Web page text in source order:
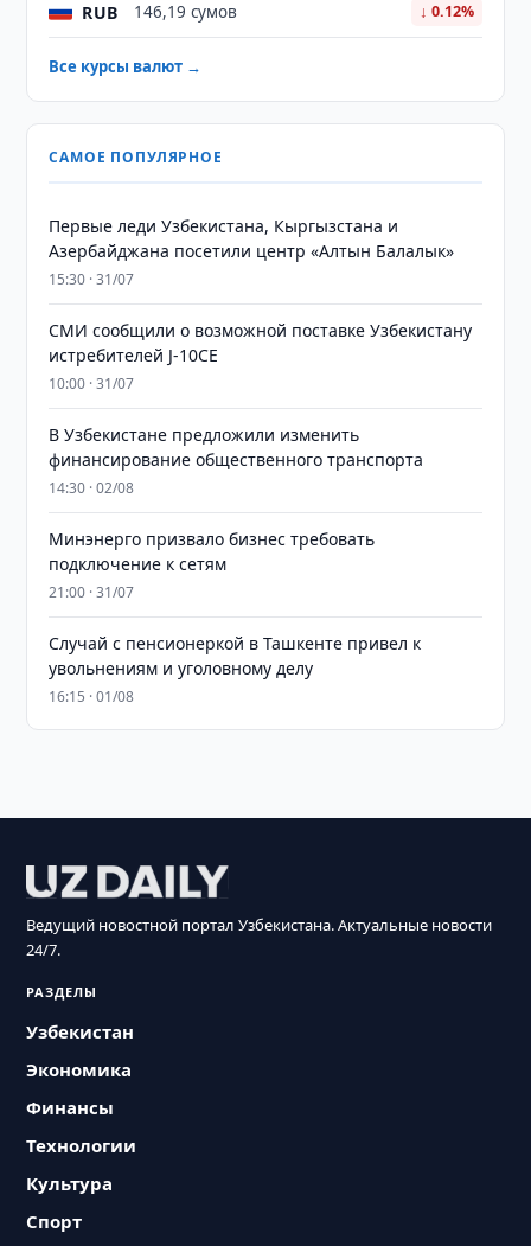
RUB 146,19 сумов ↓ 0.12%
Все курсы валют →
САМОЕ ПОПУЛЯРНОЕ
Первые леди Узбекистана, Кыргызстана и
Азербайджана посетили центр «Алтын Балалык»
15:30 · 31/07
СМИ сообщили о возможной поставке Узбекистану
истребителей J-10CE
10:00 · 31/07
В Узбекистане предложили изменить
финансирование общественного транспорта
14:30 · 02/08
Минэнерго призвало бизнес требовать
подключение к сетям
21:00 · 31/07
Случай с пенсионеркой в Ташкенте привел к
увольнениям и уголовному делу
16:15 · 01/08
Ведущий новостной портал Узбекистана. Актуальные новости
24/7.
РАЗДЕЛЫ
Узбекистан
Экономика
Финансы
Технологии
Культура
Спорт